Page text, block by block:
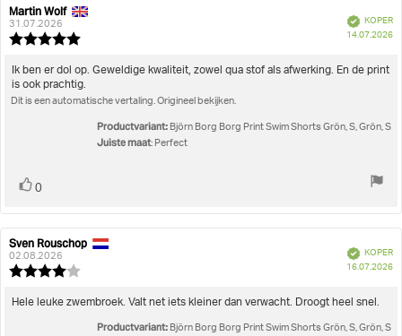
Auteur
van
deze
beoordeling:
Martin Wolf
31.07.2026
uit
5
sterren
Geverifieerd
KOPER
14.07.2026
Beoordelingstekst:
Ik ben er dol op. Geweldige kwaliteit, zowel qua stof als afwerking. En de print
is ook prachtig.
Dit is een automatische vertaling. Origineel bekijken.
Productvariant: Björn Borg Borg Print Swim Shorts Grön, S, Grön, S
Juiste maat: Perfect
Stem
0
Auteur
van
deze
beoordeling:
Sven Rouschop
02.08.2026
uit
sterren
Geverifieerd
KOPER
16.07.2026
Beoordelingstekst:
Hele leuke zwembroek. Valt net iets kleiner dan verwacht. Droogt heel snel.
Productvariant: Björn Borg Borg Print Swim Shorts Grön, S, Grön, S